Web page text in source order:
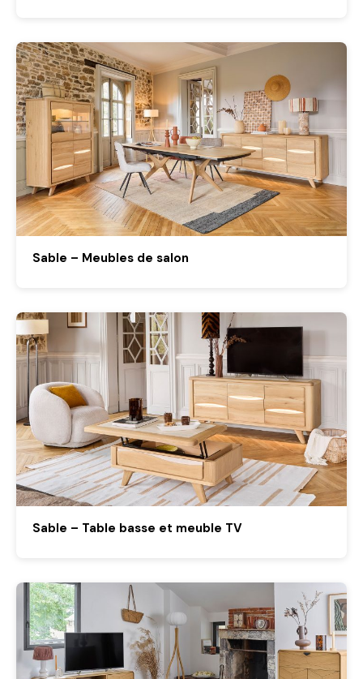
Sable – Meubles de salon
Sable – Table basse et meuble TV